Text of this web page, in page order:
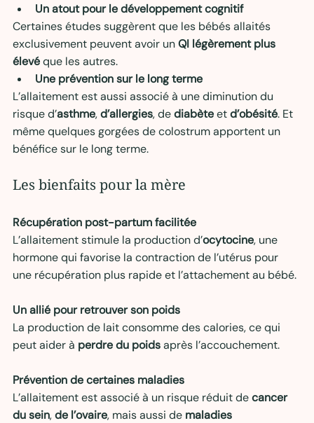
Un atout pour le développement cognitif
Certaines études suggèrent que les bébés allaités
exclusivement peuvent avoir un QI légèrement plus
élevé que les autres.
Une prévention sur le long terme
L’allaitement est aussi associé à une diminution du
risque d’asthme, d’allergies, de diabète et d’obésité. Et
même quelques gorgées de colostrum apportent un
bénéfice sur le long terme.
Les bienfaits pour la mère
Récupération post-partum facilitée
L’allaitement stimule la production d’ocytocine, une
hormone qui favorise la contraction de l’utérus pour
une récupération plus rapide et l’attachement au bébé.
Un allié pour retrouver son poids
La production de lait consomme des calories, ce qui
peut aider à perdre du poids après l’accouchement.
Prévention de certaines maladies
L’allaitement est associé à un risque réduit de cancer
du sein, de l’ovaire, mais aussi de maladies